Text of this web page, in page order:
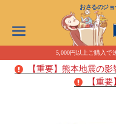
おさるのジ
5,000円以上ご購入で
【重要】熊本地震の
【重